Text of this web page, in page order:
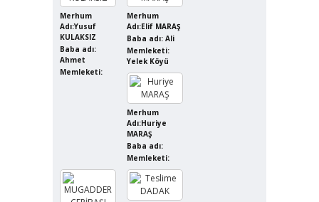
Merhum
Adı:Yusuf
KULAKSIZ
Baba adı:
Ahmet
Memleketi:
Merhum
Adı:Elif MARAŞ
Baba adı: Ali
Memleketi:
Yelek Köyü
Merhum
Adı:Huriye
MARAŞ
Baba adı:
Memleketi: